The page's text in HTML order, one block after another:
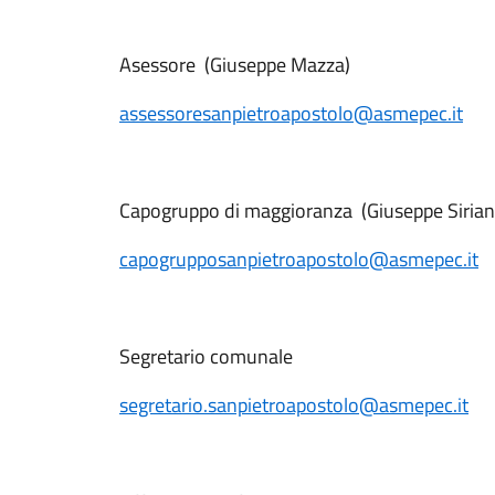
Asessore (Giuseppe Mazza)
assessoresanpietroapostolo@asmepec.it
Capogruppo di maggioranza (Giuseppe
capogrupposanpietroapostolo@asmepec.it
Segretario comunale
segretario.sanpietroapostolo@asmepec.it